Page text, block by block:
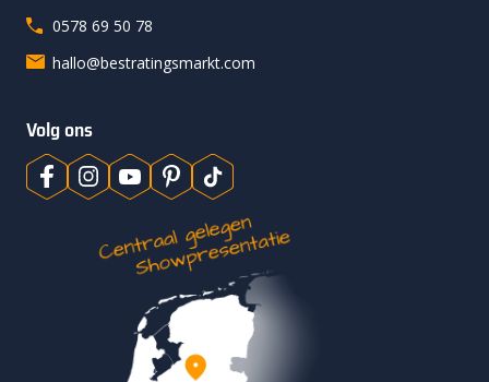
0578 69 50 78
hallo@bestratingsmarkt.com
Volg ons